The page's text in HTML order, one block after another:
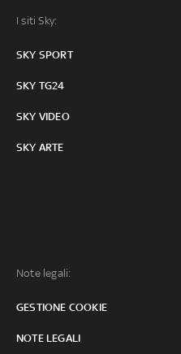
I siti Sky:
SKY SPORT
SKY TG24
SKY VIDEO
SKY ARTE
Note legali:
GESTIONE COOKIE
NOTE LEGALI